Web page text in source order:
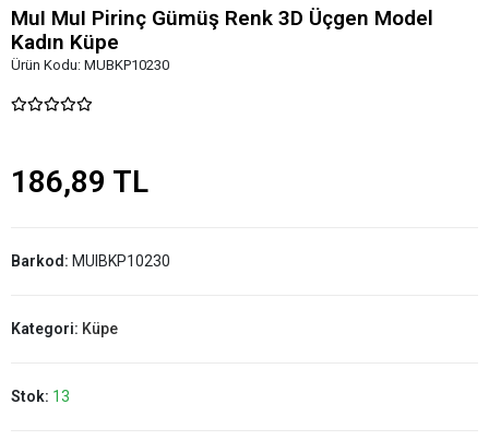
MuI MuI Pirinç Gümüş Renk 3D Üçgen Model
Kadın Küpe
Ürün Kodu: MUBKP10230
186,89 TL
Barkod: MUIBKP10230
Kategori: Küpe
Stok: 13